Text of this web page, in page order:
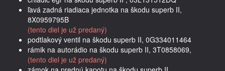
ľavá zadná riadiaca jednotka na škodu superb II,
8X0959795B
(tento diel je už predaný)
podtlakový ventil na škodu superb II, 0G334011464
rámik na autorádio na škodu superb II, 3T0858069,
(tento diel je už predaný)